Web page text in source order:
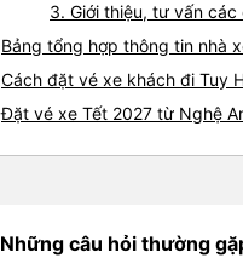
3. Giới thiệu, tư vấn
Bảng tổng hợp thông tin nhà
Cách đặt vé xe khách đi Tuy
Đặt vé xe Tết 2027 từ Nghệ
Những câu hỏi thường